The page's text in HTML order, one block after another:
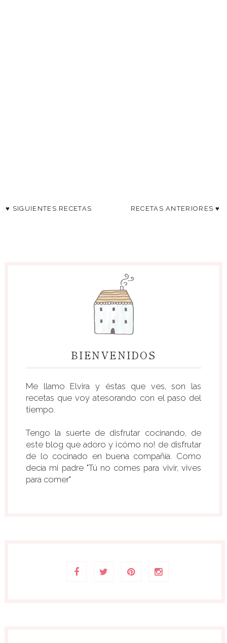
♥ SIGUIENTES RECETAS RECETAS ANTERIORES ♥
BIENVENIDOS
Me llamo Elvira y éstas que ves, son las
recetas que voy atesorando con el paso del
tiempo.
Tengo la suerte de disfrutar cocinando, de
este blog que adoro y ¡cómo no! de disfrutar
de lo cocinado en buena compañía. Como
decía mi padre "Tú no comes para vivir, vives
para comer"